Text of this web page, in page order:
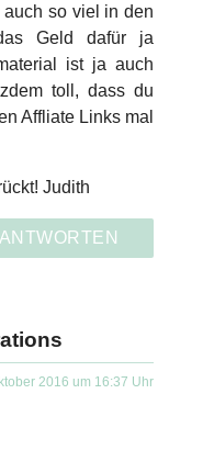
so viel in den
Geld dafür ja
ist ja auch
toll, dass du
Affliate Links mal
Judith
ANTWORTEN
2016 um 16:37 Uhr